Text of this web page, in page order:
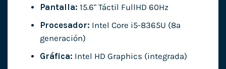
Pantalla: 15.6" Táctil FullHD 60Hz
Procesador: Intel Core i5-8365U (8ª
generación)
Gráfica: Intel HD Graphics (integrada)